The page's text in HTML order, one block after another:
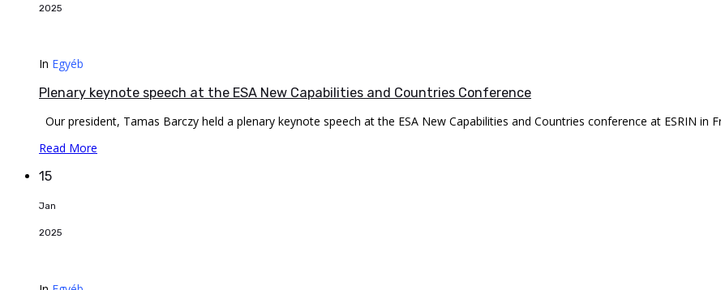
2025
In Egyéb
Plenary keynote speech at the ESA New Capabilities and Countries Conference
Our president, Tamas Barczy held a plenary keynote speech at the ESA New Capabilities and Countries conference at ESRIN
Read More
15
Jan
2025